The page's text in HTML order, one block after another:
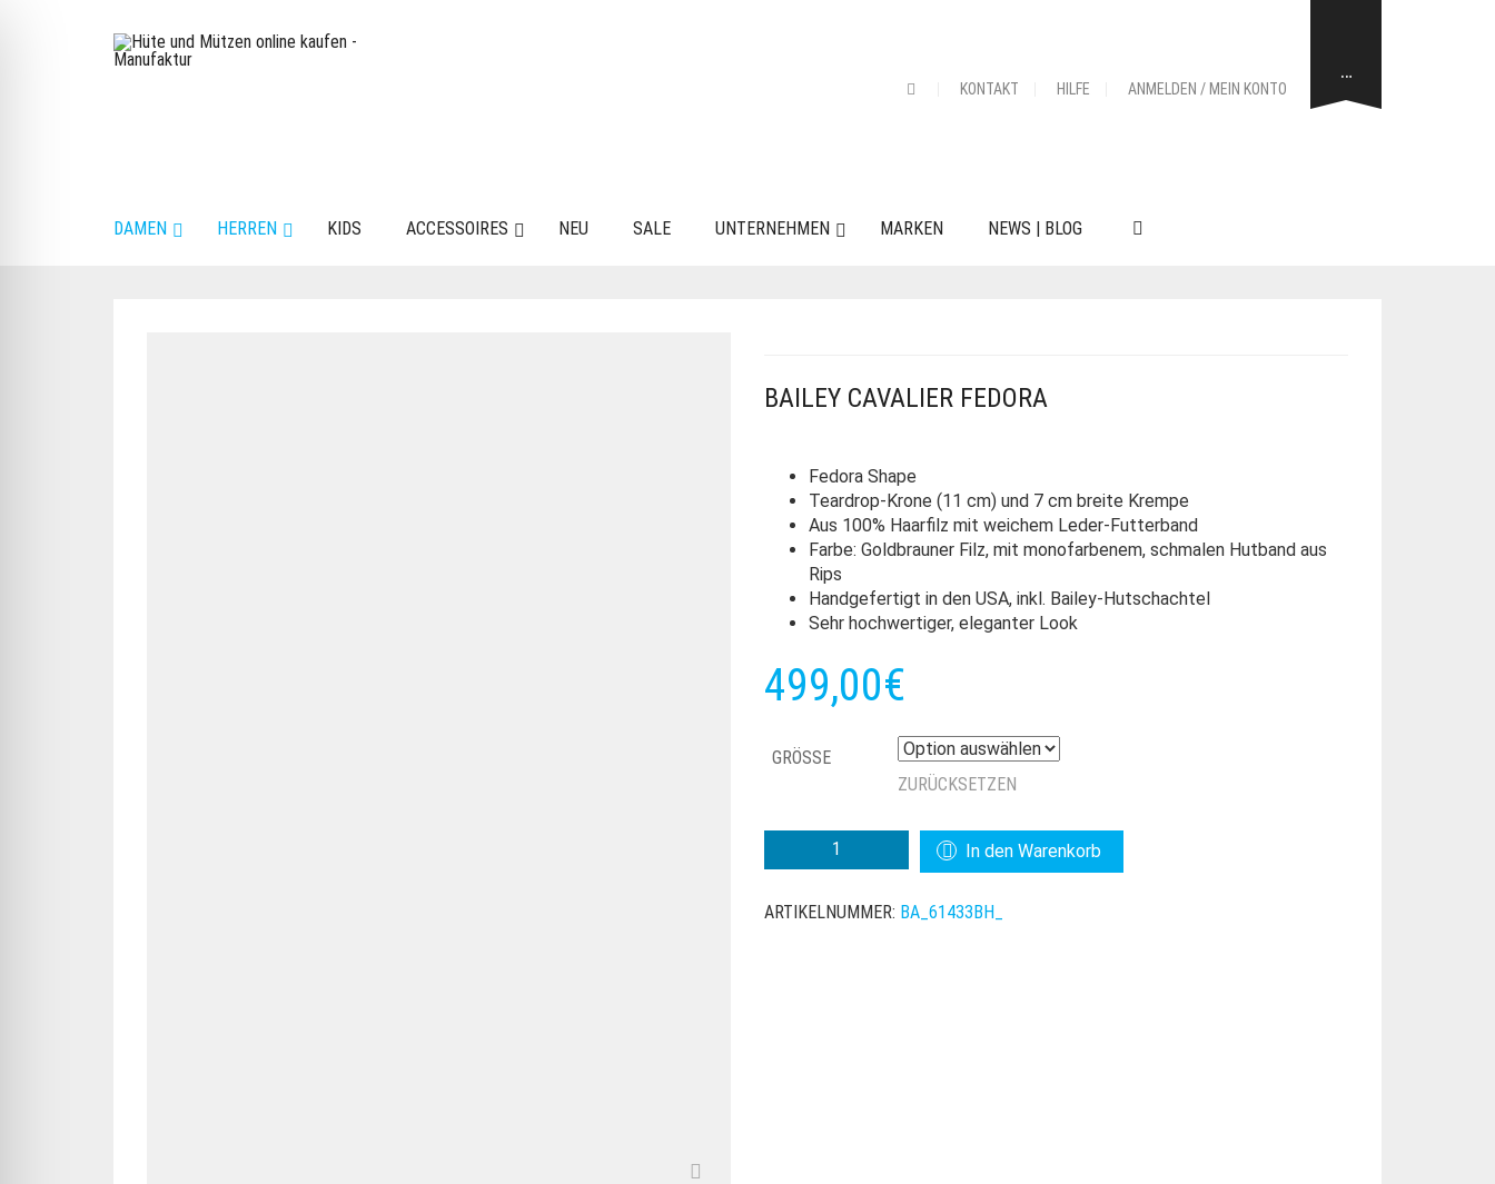
KONTAKT HILFE ANMELDEN / MEIN KONTO
…
DAMEN HERREN KIDS ACCESSOIRES NEU SALE UNTERNEHMEN MARKEN NEWS | BLOG
BAILEY CAVALIER FEDORA
Fedora Shape
Teardrop-Krone (11 cm) und 7 cm breite Krempe
Aus 100% Haarfilz mit weichem Leder-Futterband
Farbe: Goldbrauner Filz, mit monofarbenem, schmalen Hutband aus
Rips
Handgefertigt in den USA, inkl. Bailey-Hutschachtel
Sehr hochwertiger, eleganter Look
499,00€
GRÖSSE
ZURÜCKSETZEN
CAVALIER
MENGE
In den Warenkorb
ARTIKELNUMMER: BA_61433BH_